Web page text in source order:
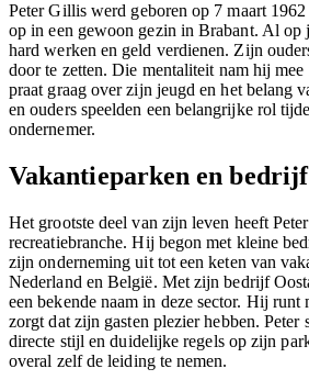
Peter Gillis werd geboren op 7 maart
op in een gewoon gezin in Brabant. Al op
hard werken en geld verdienen. Zijn
door te zetten. Die mentaliteit nam hij
praat graag over zijn jeugd en het belang
en ouders speelden een belangrijke rol
ondernemer.
Vakantieparken en bedrijf
Het grootste deel van zijn leven heeft
recreatiebranche. Hij begon met kleine
zijn onderneming uit tot een keten van
Nederland en België. Met zijn bedrijf
een bekende naam in deze sector. Hij runt
zorgt dat zijn gasten plezier hebben. Peter
directe stijl en duidelijke regels op zijn
overal zelf de leiding te nemen.